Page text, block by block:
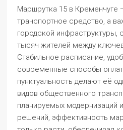
Маршрутка 15 в Кременчуге
транспортное средство, а
городской инфраструктуры,
тысяч жителей между
Стабильное расписание,
современные способы
пунктуальность делают её
видов общественного
планируемых модернизаций
решений, эффективность